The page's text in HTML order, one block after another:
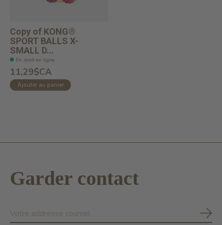
Copy of KONG®
SPORT BALLS X-
SMALL D...
En stock en ligne
11,29$CA
Ajouter au panier
Garder contact